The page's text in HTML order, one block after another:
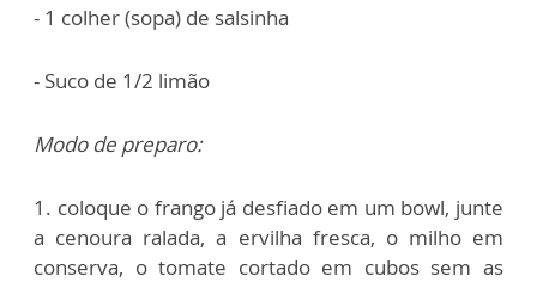
- 1 colher (sopa) de salsinha
- Suco de 1/2 limão
Modo de preparo:
1. coloque o frango já desfiado em um bowl, junte
a cenoura ralada, a ervilha fresca, o milho em
conserva, o tomate cortado em cubos sem as